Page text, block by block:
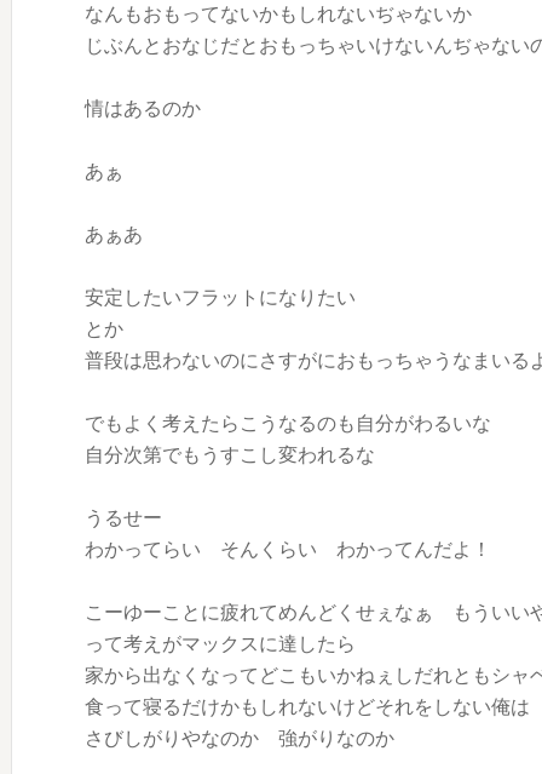
なんもおもってないかもしれないぢゃないか
じぶんとおなじだとおもっちゃいけないんぢゃない
情はあるのか
あぁ
あぁあ
安定したいフラットになりたい
とか
普段は思わないのにさすがにおもっちゃうなまいる
でもよく考えたらこうなるのも自分がわるいな
自分次第でもうすこし変われるな
うるせー
わかってらい そんくらい わかってんだよ！
こーゆーことに疲れてめんどくせぇなぁ もういい
って考えがマックスに達したら
家から出なくなってどこもいかねぇしだれともシャ
食って寝るだけかもしれないけどそれをしない俺は
さびしがりやなのか 強がりなのか